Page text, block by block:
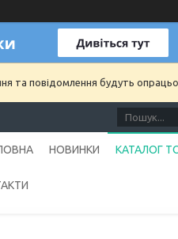
та повідомлення будуть
НОВИНКИ КАТАЛОГ